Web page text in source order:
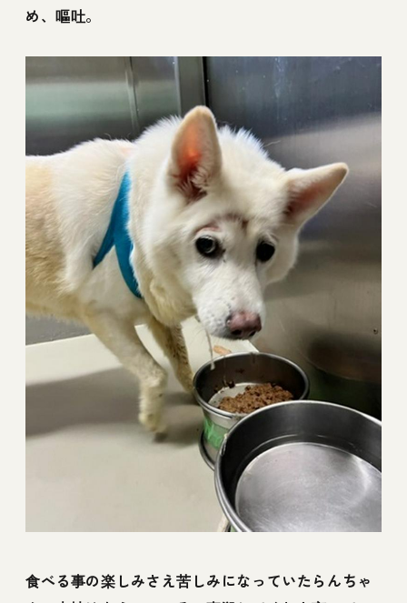
め、嘔吐。
食べる事の楽しみさえ苦しみになっていたらんちゃ